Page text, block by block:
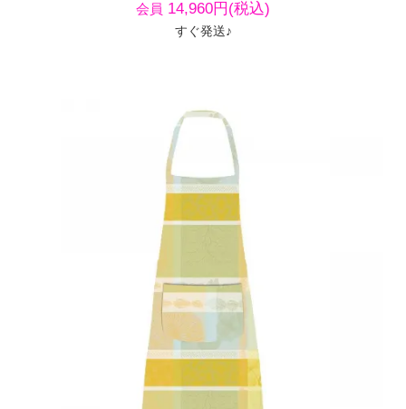
会員 14,960円(税込)
すぐ発送♪